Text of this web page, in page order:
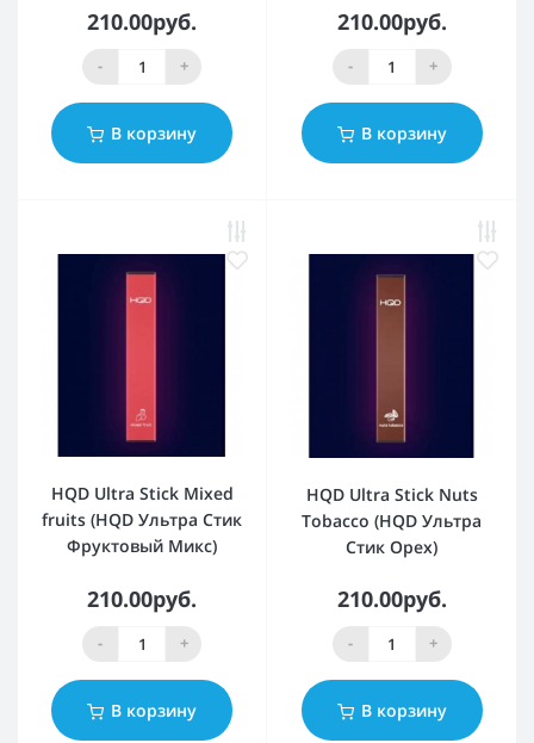
210.00руб.
- +
В корзину
210.00руб.
- +
В корзину
HQD Ultra Stick Mixed
fruits (HQD Ультра Стик
Фруктовый Микс)
210.00руб.
- +
В корзину
HQD Ultra Stick Nuts
Tobacco (HQD Ультра
Стик Орех)
210.00руб.
- +
В корзину